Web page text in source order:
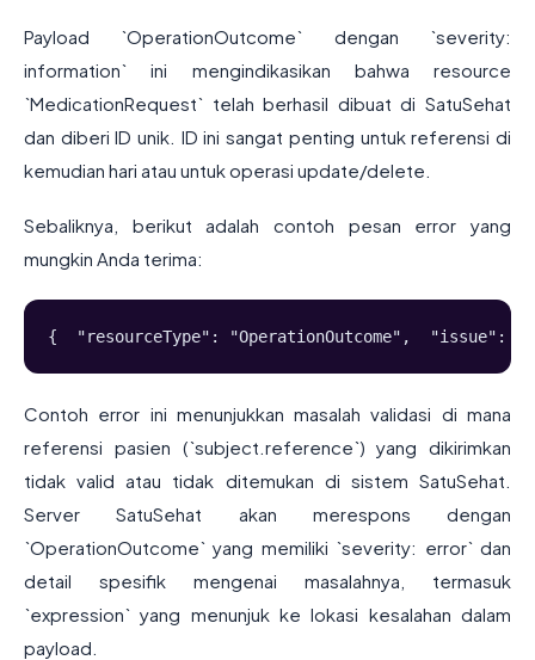
Payload `OperationOutcome` dengan `severity:
information` ini mengindikasikan bahwa resource
`MedicationRequest` telah berhasil dibuat di SatuSehat
dan diberi ID unik. ID ini sangat penting untuk referensi di
kemudian hari atau untuk operasi update/delete.
Sebaliknya, berikut adalah contoh pesan error yang
mungkin Anda terima:
{  "resourceType": "OperationOutcome",
Contoh error ini menunjukkan masalah validasi di mana
referensi pasien (`subject.reference`) yang dikirimkan
tidak valid atau tidak ditemukan di sistem SatuSehat.
Server SatuSehat akan merespons dengan
`OperationOutcome` yang memiliki `severity: error` dan
detail spesifik mengenai masalahnya, termasuk
`expression` yang menunjuk ke lokasi kesalahan dalam
payload.